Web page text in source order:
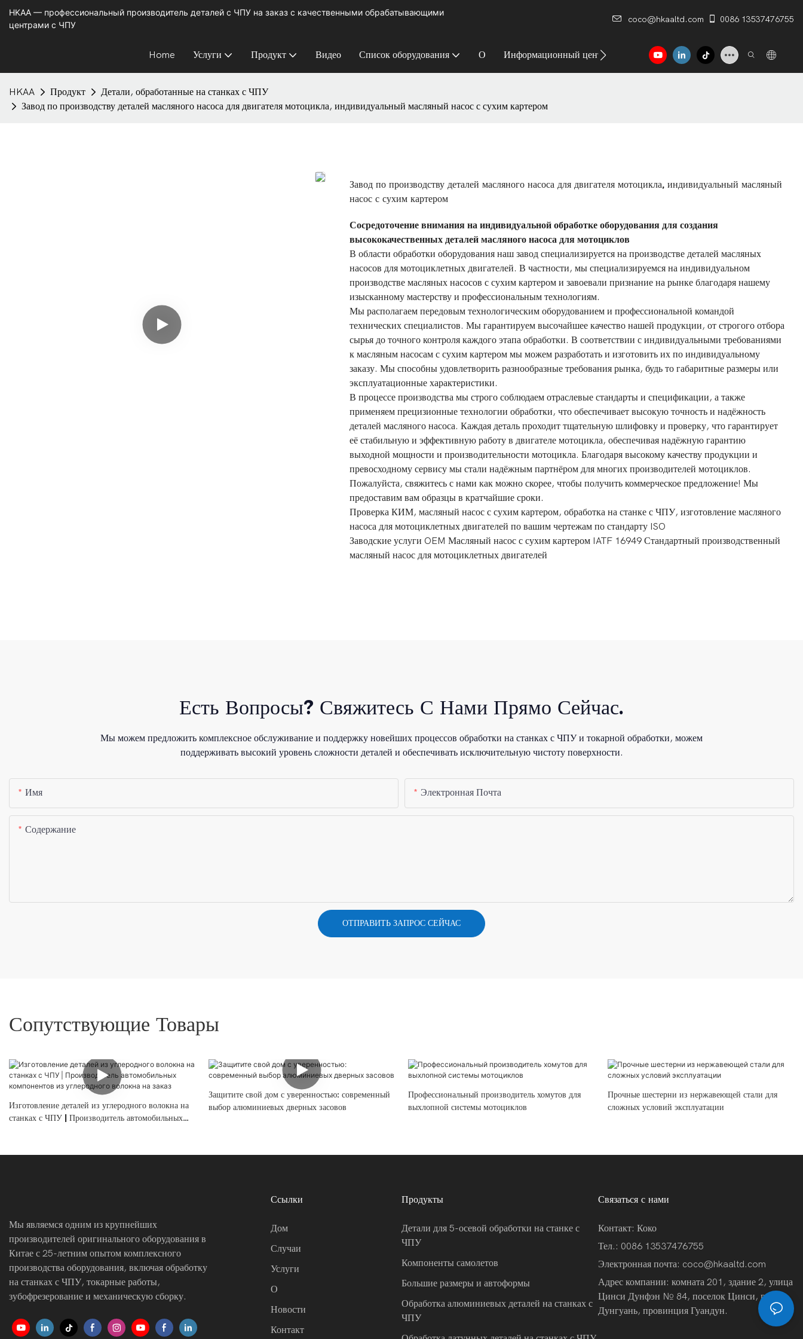
HKAA — профессиональный производитель деталей с ЧПУ на заказ с качественными обрабатывающими
центрами с ЧПУ
coco@hkaaltd.com 0086 13537476755
Home Услуги Продукт Видео Список оборудования О Информационный центр Контакт
HKAA Продукт
Детали, обработанные на станках с ЧПУ
Завод по производству деталей масляного насоса для двигателя мотоцикла, индивидуальный масляный насос с сухим картером
Завод по производству деталей масляного насоса для двигателя мотоцикла, индивидуальный масляный
насос с сухим картером
Сосредоточение внимания на индивидуальной обработке оборудования для создания
высококачественных деталей масляного насоса для мотоциклов
В области обработки оборудования наш завод специализируется на производстве деталей масляных
насосов для мотоциклетных двигателей. В частности, мы специализируемся на индивидуальном
производстве масляных насосов с сухим картером и завоевали признание на рынке благодаря нашему
изысканному мастерству и профессиональным технологиям.
Мы располагаем передовым технологическим оборудованием и профессиональной командой
технических специалистов. Мы гарантируем высочайшее качество нашей продукции, от строгого отбора
сырья до точного контроля каждого этапа обработки. В соответствии с индивидуальными требованиями
к масляным насосам с сухим картером мы можем разработать и изготовить их по индивидуальному
заказу. Мы способны удовлетворить разнообразные требования рынка, будь то габаритные размеры или
эксплуатационные характеристики.
В процессе производства мы строго соблюдаем отраслевые стандарты и спецификации, а также
применяем прецизионные технологии обработки, что обеспечивает высокую точность и надёжность
деталей масляного насоса. Каждая деталь проходит тщательную шлифовку и проверку, что гарантирует
её стабильную и эффективную работу в двигателе мотоцикла, обеспечивая надёжную гарантию
выходной мощности и производительности мотоцикла. Благодаря высокому качеству продукции и
превосходному сервису мы стали надёжным партнёром для многих производителей мотоциклов.
Пожалуйста, свяжитесь с нами как можно скорее, чтобы получить коммерческое предложение! Мы
предоставим вам образцы в кратчайшие сроки.
Проверка КИМ, масляный насос с сухим картером, обработка на станке с ЧПУ, изготовление масляного
насоса для мотоциклетных двигателей по вашим чертежам по стандарту ISO
Заводские услуги OEM Масляный насос с сухим картером IATF 16949 Стандартный производственный
масляный насос для мотоциклетных двигателей
Есть Вопросы? Свяжитесь С Нами Прямо Сейчас.
Мы можем предложить комплексное обслуживание и поддержку новейших процессов обработки на станках с ЧПУ и токарной обработки, можем
поддерживать высокий уровень сложности деталей и обеспечивать исключительную чистоту поверхности.
Имя Электронная Почта
Содержание
ОТПРАВИТЬ ЗАПРОС СЕЙЧАС
Сопутствующие Товары
Изготовление деталей из углеродного волокна на
станках с ЧПУ | Производитель автомобильных
Защитите свой дом с уверенностью: современный
выбор алюминиевых дверных засовов
Профессиональный производитель хомутов для
выхлопной системы мотоциклов
Прочные шестерни из нержавеющей стали для
сложных условий эксплуатации
Мы являемся одним из крупнейших
производителей оригинального оборудования в
Китае с 25-летним опытом комплексного
производства оборудования, включая обработку
на станках с ЧПУ, токарные работы,
зубофрезерование и механическую сборку.
Ссылки
Дом
Случаи
Услуги
О
Новости
Контакт
Продукты
Детали для 5-осевой обработки на станке с
ЧПУ
Компоненты самолетов
Большие размеры и автоформы
Обработка алюминиевых деталей на станках с
ЧПУ
Связаться с нами
Контакт: Коко
Тел.: 0086 13537476755
Электронная почта: coco@hkaaltd.com
Адрес компании: комната 201, здание 2, улица
Цинси Дунфэн № 84, поселок Цинси, город
Дунгуань, провинция Гуандун.